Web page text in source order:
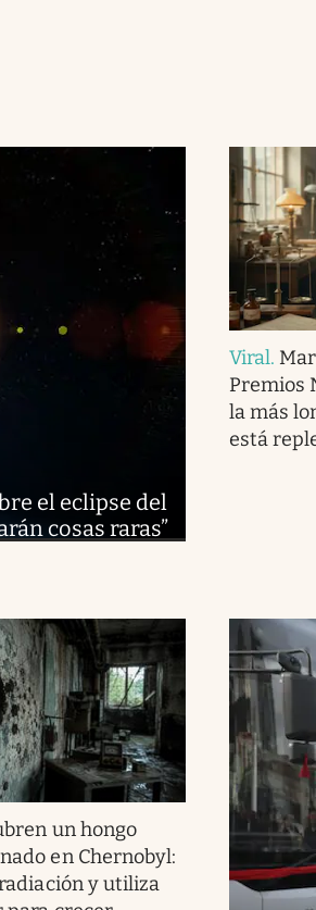
el eclipse del
cosas raras”
Viral.
Premios
la más
está
un hongo
en Chernobyl:
y utiliza